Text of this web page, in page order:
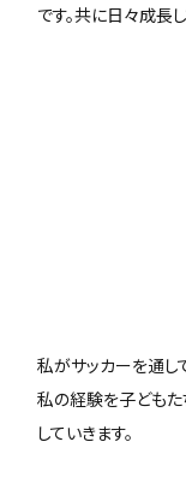
です。共に日々成長
私がサッカーを通し
私の経験を子ども
していきます。